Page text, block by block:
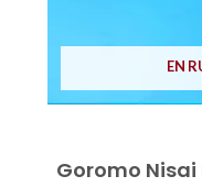
EN
Goromo